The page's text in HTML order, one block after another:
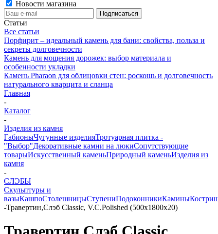
Новости магазина
Статьи
Все статьи
Порфирит – идеальный камень для бани: свойства, польза и
секреты долговечности
Камень для мощения дорожек: выбор материала и
особенности укладки
Камень Pharaon для облицовки стен: роскошь и долговечность
натурального кварцита и сланца
Главная
-
Каталог
-
Изделия из камня
ГабионыЧугунные изделияТротуарная плитка -
"Выбор"Декоративные камни на люкиСопутствующие
товарыИскусственный каменьПриродный каменьИзделия из
камня
-
СЛЭБЫ
Скульптуры и
вазыКашпоСтолешницыСтупениПодоконникиКамины
-Травертин,Слэб Classic, V.С.Polished (500х1800х20)